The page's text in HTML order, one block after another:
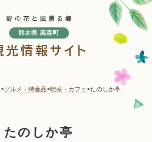
>グルメ・特産品>喫茶・カフェ>たのしか亭
たのしか亭